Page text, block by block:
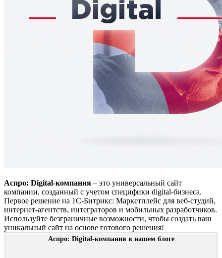
Аспро: Digital-компания – это универсальный сайт
компании, созданный с учетом специфики digital-бизнеса.
Первое решение на 1С-Битрикс: Маркетплейс для веб-студий,
интернет-агентств, интеграторов и мобильных разработчиков.
Используйте безграничные возможности, чтобы создать ваш
уникальный сайт на основе готового решения!
Аспро: Digital-компания в нашем блоге